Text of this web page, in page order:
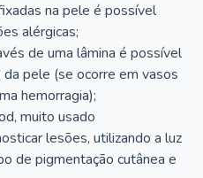
na pele é possível
alérgicas;
de uma lâmina é possível
pele (se ocorre em vasos
hemorragia);
muito usado
lesões, utilizando a luz
de pigmentação cutânea e